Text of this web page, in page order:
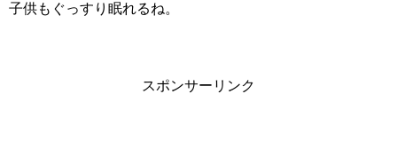
子供もぐっすり眠れるね。
スポンサーリンク